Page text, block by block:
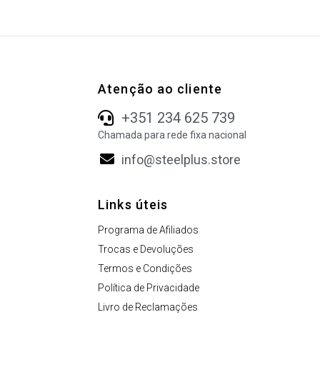
Atenção ao cliente
+351 234 625 739
Chamada para rede fixa nacional
info@steelplus.store
Links úteis
Programa de Afiliados
Trocas e Devoluções
Termos e Condições
Política de Privacidade
Livro de Reclamações